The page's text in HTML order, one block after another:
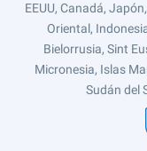
EEUU, Canadá,
Oriental,
Bielorrusia, Sint
Micronesia, Islas
Sudán del